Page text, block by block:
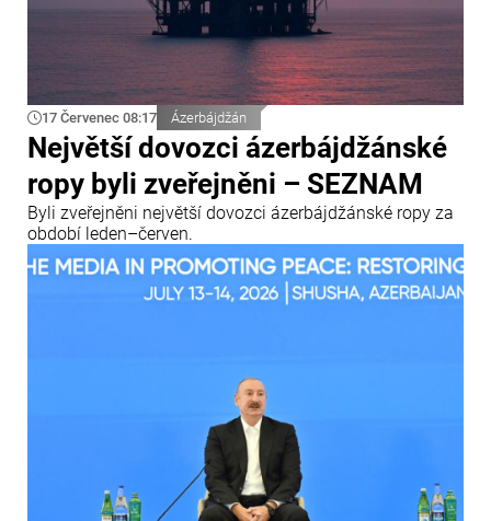
17 Červenec 08:17 Ázerbájdžán
Největší dovozci ázerbájdžánské
ropy byli zveřejněni – SEZNAM
Byli zveřejněni největší dovozci ázerbájdžánské ropy za
období leden–červen.